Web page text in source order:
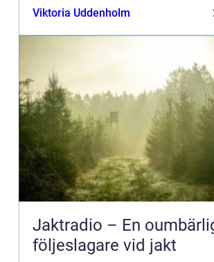
betongentreprenörer fö...
Viktoria Uddenholm
Jaktradio – En
följeslagare vid jakt